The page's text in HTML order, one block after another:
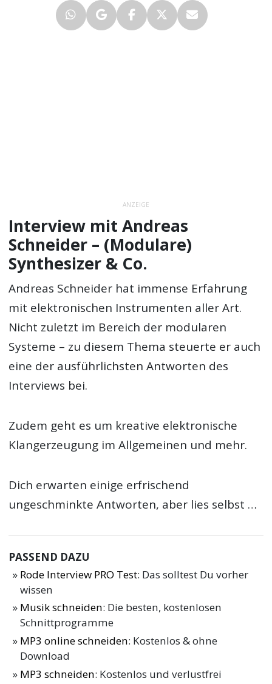
ANZEIGE
Interview mit Andreas
Schneider – (Modulare)
Synthesizer & Co.
Andreas Schneider hat immense Erfahrung
mit elektronischen Instrumenten aller Art.
Nicht zuletzt im Bereich der modularen
Systeme – zu diesem Thema steuerte er auch
eine der ausführlichsten Antworten des
Interviews bei.
Zudem geht es um kreative elektronische
Klangerzeugung im Allgemeinen und mehr.
Dich erwarten einige erfrischend
ungeschminkte Antworten, aber lies selbst …
PASSEND DAZU
Rode Interview PRO Test: Das solltest Du vorher
wissen
Musik schneiden: Die besten, kostenlosen
Schnittprogramme
MP3 online schneiden: Kostenlos & ohne
Download
MP3 schneiden: Kostenlos und verlustfrei